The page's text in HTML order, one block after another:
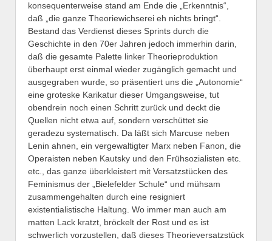
konsequenterweise stand am Ende die „Erkenntnis“,
daß „die ganze Theoriewichserei eh nichts bringt“.
Bestand das Verdienst dieses Sprints durch die
Geschichte in den 70er Jahren jedoch immerhin darin,
daß die gesamte Palette linker Theorieproduktion
überhaupt erst einmal wieder zugänglich gemacht und
ausgegraben wurde, so präsentiert uns die „Autonomie“
eine groteske Karikatur dieser Umgangsweise, tut
obendrein noch einen Schritt zurück und deckt die
Quellen nicht etwa auf, sondern verschüttet sie
geradezu systematisch. Da läßt sich Marcuse neben
Lenin ahnen, ein vergewaltigter Marx neben Fanon, die
Operaisten neben Kautsky und den Frühsozialisten etc.
etc., das ganze überkleistert mit Versatzstücken des
Feminismus der „Bielefelder Schule“ und mühsam
zusammengehalten durch eine resigniert
existentialistische Haltung. Wo immer man auch am
matten Lack kratzt, bröckelt der Rost und es ist
schwerlich vorzustellen, daß dieses Theorieversatzstück